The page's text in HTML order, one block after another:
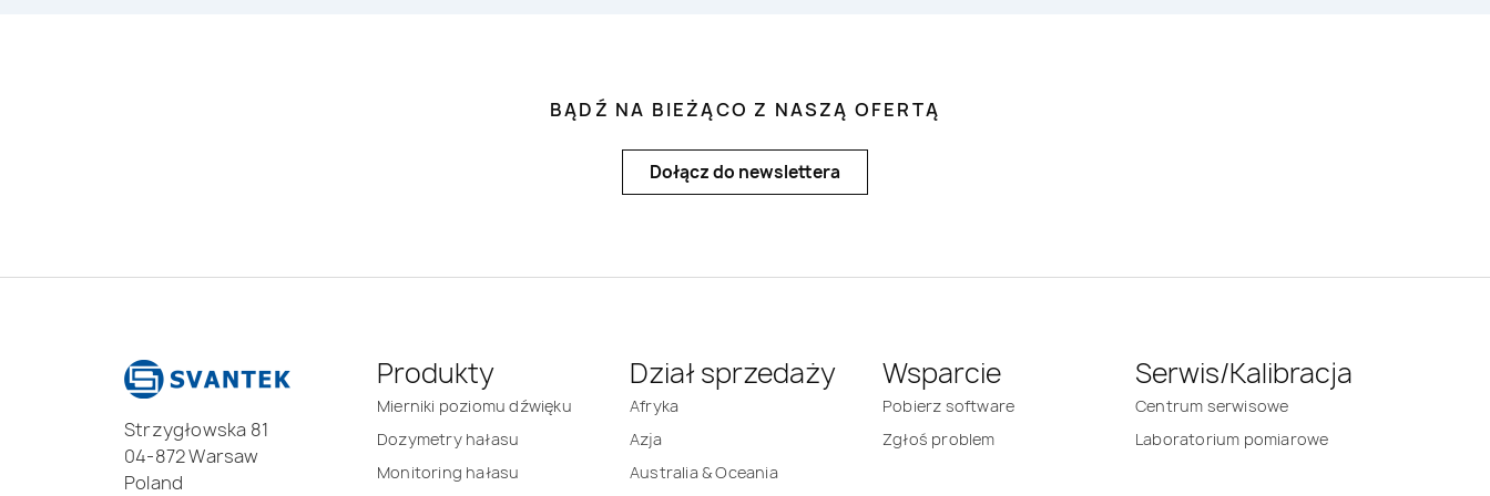
BĄDŹ NA BIEŻĄCO Z NASZĄ OFERTĄ
Dołącz do newslettera
Strzygłowska 81
04-872 Warsaw
Poland
Produkty
Mierniki poziomu dźwięku
Dozymetry hałasu
Monitoring hałasu
Dział sprzedaży
Afryka
Azja
Australia & Oceania
Wsparcie
Pobierz software
Zgłoś problem
Serwis/Kalibracja
Centrum serwisowe
Laboratorium pomiarowe